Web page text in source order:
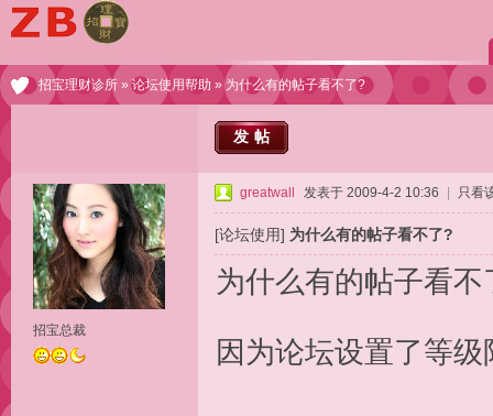
招宝理财诊所 »论坛使用帮助 » 为什么有的帖子看不了?
发帖
招宝总裁
greatwall 发表于 2009-4-2 10:36 只看
[论坛使用] 为什么有的帖子看不了?
为什么有的帖子看不
因为论坛设置了等